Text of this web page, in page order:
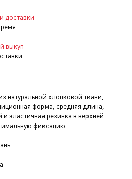
доставки
выкуп
натуральной хлопковой ткани,
форма, средняя длина,
эластичная резинка в верхней
фиксацию.